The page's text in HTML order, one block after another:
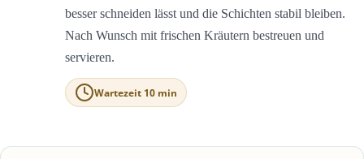
besser schneiden lässt und die Schichten stabil bleiben.
Nach Wunsch mit frischen Kräutern bestreuen und
servieren.
Wartezeit 10 min